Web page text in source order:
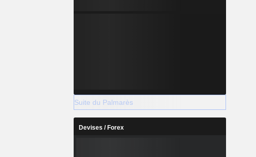
Suite du Palmarès
Devises / Forex